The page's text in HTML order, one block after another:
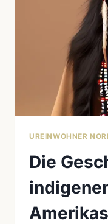
DER
UREINWOHNER
Die